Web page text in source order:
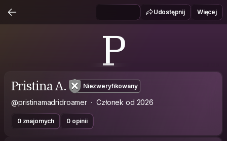
Udostępnij Więcej
P
Pristina A. Niezweryfikowany
@pristinamadridroamer Członek od 2026
0 znajomych 0 opinii